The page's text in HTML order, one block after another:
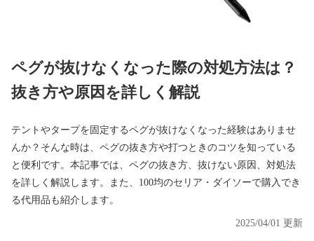
ペグが抜けなくなった際の対処方法は？
抜き方や原因を詳しく解説
テントやタープを固定するペグが抜けなくなった経験はありませ
んか？そんな時は、ペグの抜き方や打つときのコツを知っている
と便利です。本記事では、ペグの抜き方、抜けない原因、対処法
を詳しく解説します。また、100均のセリア・ダイソーで購入でき
る代用品も紹介します。
2025/04/01 更新